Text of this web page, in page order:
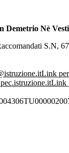
Demetrio Nè
S.N,
Link
Link